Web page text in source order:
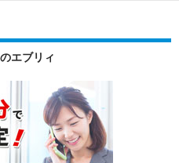
エブリィ